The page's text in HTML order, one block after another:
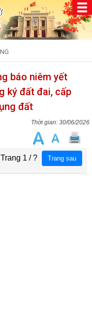
báo niêm yết
ký đất đai, cấp
đất
30/06/2026